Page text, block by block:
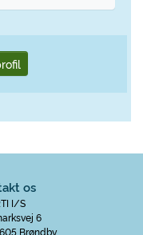
os
I/S
6
Brøndby